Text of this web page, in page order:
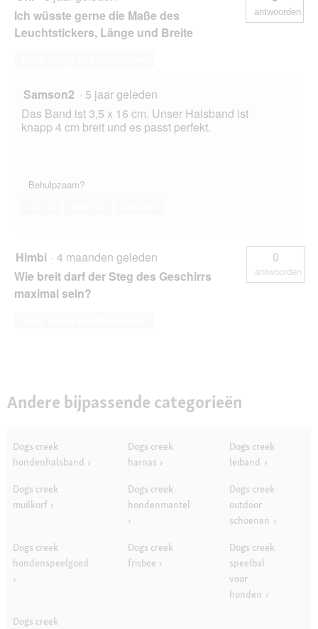
Ich wüsste gerne die Maße des
Leuchtstickers, Länge und Breite
antwoorden
Samson2 · 5 jaar geleden
Das Band ist 3,5 x 16 cm. Unser Halsband ist
knapp 4 cm breit und es passt perfekt.
Behulpzaam?
Himbi · 4 maanden geleden
Wie breit darf der Steg des Geschirrs
maximal sein?
0
antwoorden
Andere bijpassende categorieën
Dogs creek
hondenhalsband
Dogs creek
harnas
Dogs creek
leiband
Dogs creek
muilkorf
Dogs creek
hondenmantel
Dogs creek
outdoor
schoenen
Dogs creek
hondenspeelgoed
Dogs creek
frisbee
Dogs creek
speelbal
voor
honden
Dogs creek